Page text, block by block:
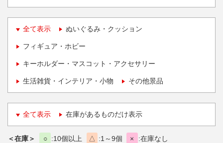
全て表示 ぬいぐるみ・クッション
フィギュア・ホビー
キーホルダー・マスコット・アクセサリー
生活雑貨・インテリア・小物 その他景品
全て表示 在庫があるものだけ表示
＜在庫＞ ○ 10個以上 △ 1～9個 × 在庫なし